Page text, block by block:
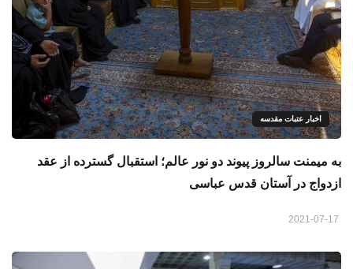
اخبار عتبات مقدسه
به میمنت سالروز پیوند دو نور عالم؛ استقبال گسترده از عقد
ازدواج در آستان قدس عباسی